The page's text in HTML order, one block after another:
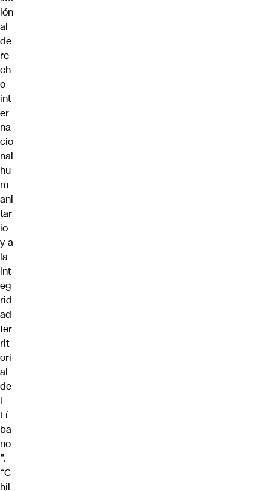
ión
al
de
re
ch
o
int
er
na
cio
nal
hu
m
ani
tar
io
y a
la
int
eg
rid
ad
ter
rit
ori
al
de
l
Lí
ba
no
”.
“C
hil